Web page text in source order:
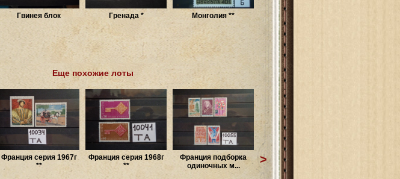
Гвинея блок Гренада * Монголия **
Еще похожие лоты
Франция серия 1967г
**
Франция серия 1968г
**
Франция подборка
одиночных м...
>